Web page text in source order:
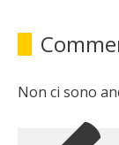
Non ci sono